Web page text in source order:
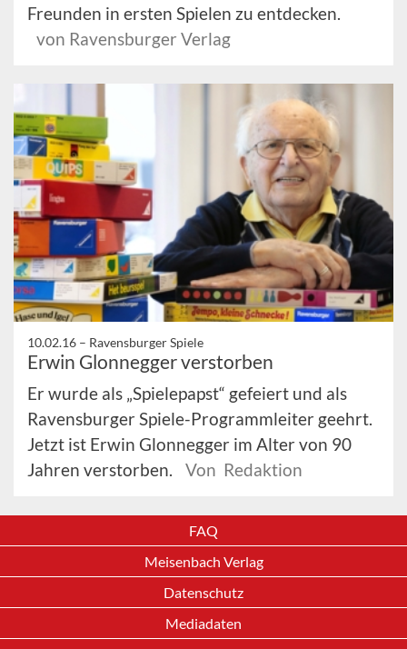
Freunden in ersten Spielen zu entdecken.
von Ravensburger Verlag
10.02.16 – Ravensburger Spiele
Erwin Glonnegger verstorben
Er wurde als „Spielepapst“ gefeiert und als
Ravensburger Spiele-Programmleiter geehrt.
Jetzt ist Erwin Glonnegger im Alter von 90
Jahren verstorben.
Von Redaktion
FAQ
Meisenbach Verlag
Datenschutz
Mediadaten